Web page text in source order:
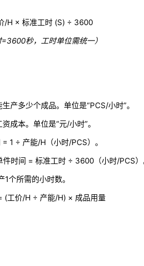
/H × 标准工时 (S) ÷ 3600
秒，工时单位需统一）
产多少个成品。单位是“PCS/小时”。
成本。单位是“元/小时”。
1 ÷ 产能/H（小时/PCS）。
时间 = 标准工时 ÷ 3600（小时/PCS）
个所需的小时数。
(工价/H ÷ 产能/H) × 成品用量